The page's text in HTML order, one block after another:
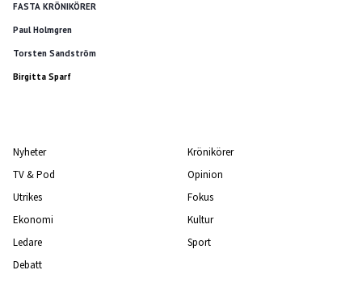
FASTA KRÖNIKÖRER
Paul Holmgren
Torsten Sandström
Birgitta Sparf
Nyheter
TV & Pod
Utrikes
Ekonomi
Ledare
Debatt
Krönikörer
Opinion
Fokus
Kultur
Sport